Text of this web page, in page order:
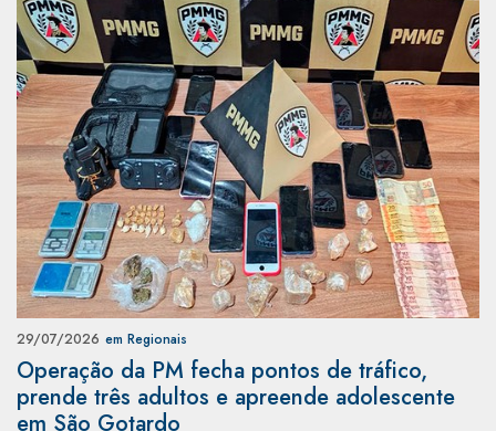
29/07/2026 em Regionais
Operação da PM fecha pontos de tráfico,
prende três adultos e apreende adolescente
em São Gotardo